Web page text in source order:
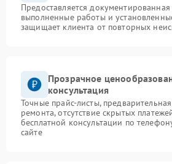
Предоставляется
выполненные работы и
защищает клиента от повторных
Прозрачное
консультация
Точные прайс-листы,
ремонта, отсутствие скрытых
бесплатной консультации по
сайте